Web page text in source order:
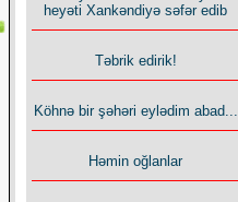
heyəti Xankəndiyə səfər edib
Təbrik edirik!
Köhnə bir şəhəri eylədim abad...
Həmin oğlanlar